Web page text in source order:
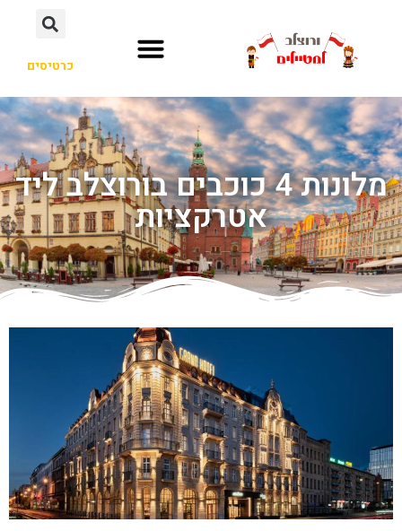
כרטיסים
מלונות 4 כוכבים בורוצלב ליד
אטרקציות